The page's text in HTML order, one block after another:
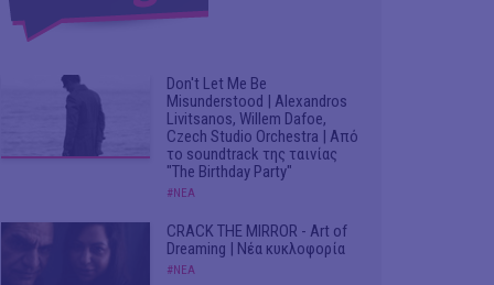
Don't Let Me Be
Misunderstood | Alexandros
Livitsanos, Willem Dafoe,
Czech Studio Orchestra | Από
το soundtrack της ταινίας
"The Birthday Party"
#ΝΕΑ
CRACK THE MIRROR - Art of
Dreaming | Νέα κυκλοφορία
#ΝΕΑ